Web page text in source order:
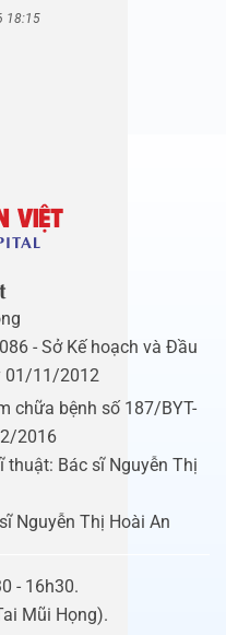
18:15
- Sở Kế hoạch và Đầu
01/11/2012
chữa bệnh số 187/BYT-
2016
thuật: Bác sĩ Nguyễn Thị
Nguyễn Thị Hoài An
- 16h30.
Mũi Họng).